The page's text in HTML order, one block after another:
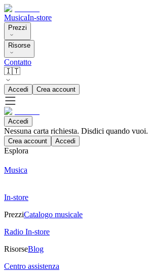
MusicaIn-store
Prezzi
Risorse
Contatto
🇮🇹
Accedi Crea account
Accedi
Nessuna carta richiesta. Disdici quando vuoi.
Crea account Accedi
Esplora
Musica
In-store
PrezziCatalogo musicale
Radio In-store
RisorseBlog
Centro assistenza